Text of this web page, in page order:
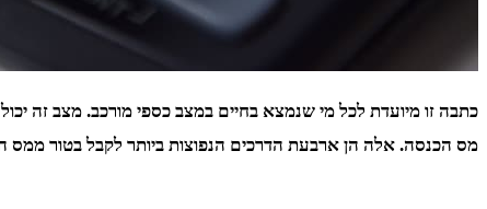
כתבה זו מיועדת לכל מי שנמצא בחיים במצב כספי מורכב. מצב זה
מס הכנסה. אלה הן ארבעת הדרכים הנפוצות ביותר לקבל בטור ממס